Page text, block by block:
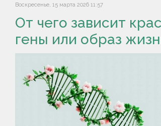
Воскресенье, 15 марта 2026 11:57
От чего зависит
гены или образ